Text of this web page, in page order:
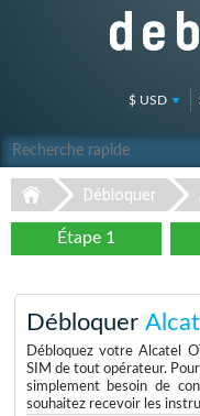
$ USD
Débloquer
Étape 1
Débloquer
Débloquez votre Alcatel
SIM de tout opérateur.
simplement besoin de
souhaitez recevoir les